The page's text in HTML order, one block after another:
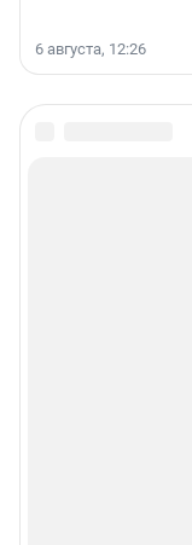
6 августа, 12:26